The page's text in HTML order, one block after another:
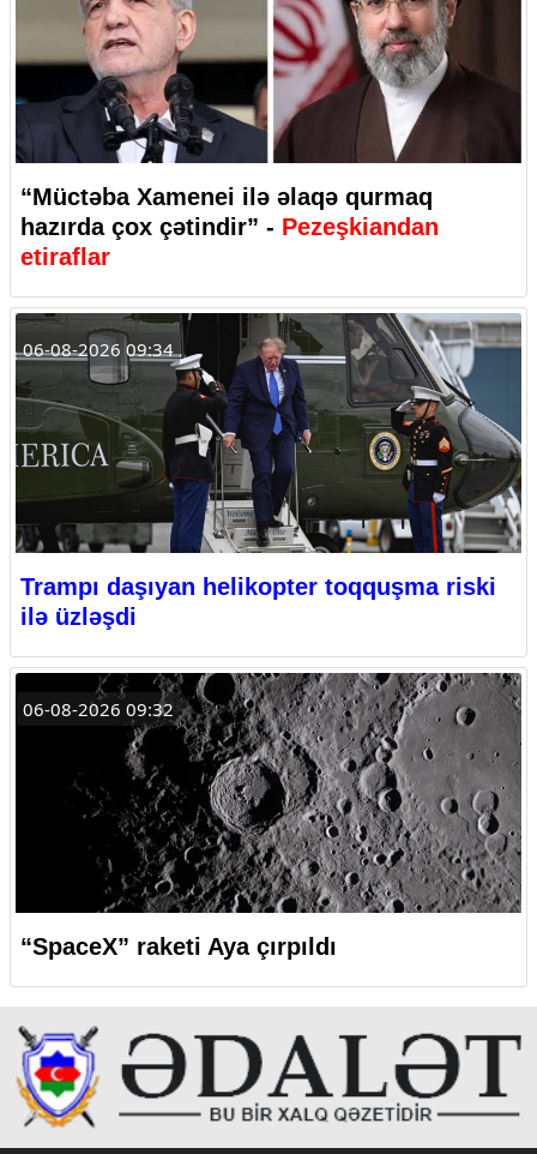
“Müctəba Xamenei ilə əlaqə qurmaq
hazırda çox çətindir” - Pezeşkiandan
etiraflar
06-08-2026 09:34
Trampı daşıyan helikopter toqquşma riski
ilə üzləşdi
06-08-2026 09:32
“SpaceX” raketi Aya çırpıldı